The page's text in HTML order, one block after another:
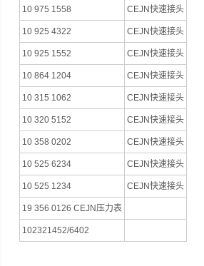
10 975 1558 CEJN快速接头
10 925 4322 CEJN快速接头
10 925 1552 CEJN快速接头
10 864 1204 CEJN快速接头
10 315 1062 CEJN快速接头
10 320 5152 CEJN快速接头
10 358 0202 CEJN快速接头
10 525 6234 CEJN快速接头
10 525 1234 CEJN快速接头
19 356 0126 CEJN压力表
102321452/6402